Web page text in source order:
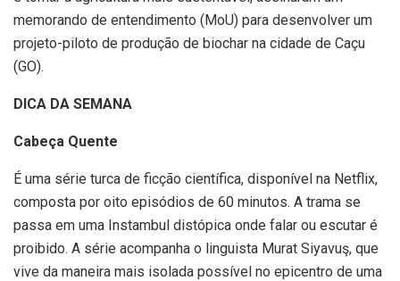
memorando de entendimento (MoU) para desenvolver um
projeto-piloto de produção de biochar na cidade de Caçu
(GO).
DICA DA SEMANA
Cabeça Quente
É uma série turca de ficção científica, disponível na Netflix,
composta por oito episódios de 60 minutos. A trama se
passa em uma Instambul distópica onde falar ou escutar é
proibido. A série acompanha o linguista Murat Siyavuş, que
vive da maneira mais isolada possível no epicentro de uma